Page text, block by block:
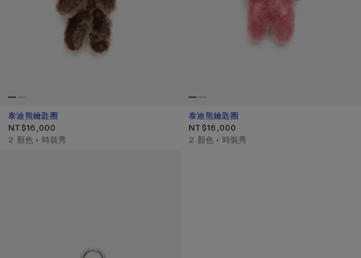
泰迪熊鑰匙圈
目前顏色： 可可棕
價格：NT$16,000。
NT$16,000
,2 顏色 ,時裝秀
泰迪熊鑰匙圈
目前顏色： 莓果粉
價格：NT$16,000。
NT$16,000
,2 顏色 ,時裝秀